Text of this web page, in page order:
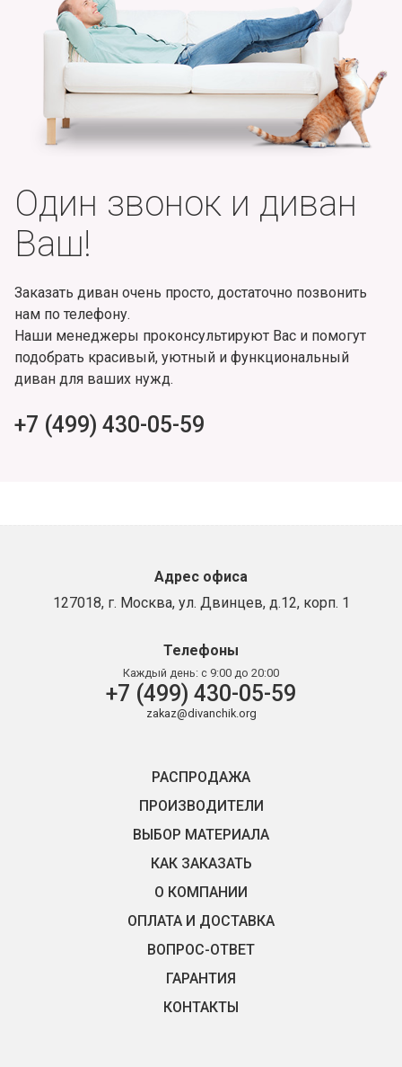
Один звонок и диван
Ваш!
Заказать диван очень просто, достаточно позвонить
нам по телефону.
Наши менеджеры проконсультируют Вас и помогут
подобрать красивый, уютный и функциональный
диван для ваших нужд.
+7 (499) 430-05-59
Адрес офиса
127018, г. Москва, ул. Двинцев, д.12, корп. 1
Телефоны
Каждый день: с 9:00 до 20:00
+7 (499) 430-05-59
zakaz@divanchik.org
РАСПРОДАЖА
ПРОИЗВОДИТЕЛИ
ВЫБОР МАТЕРИАЛА
КАК ЗАКАЗАТЬ
О КОМПАНИИ
ОПЛАТА И ДОСТАВКА
ВОПРОС-ОТВЕТ
ГАРАНТИЯ
КОНТАКТЫ